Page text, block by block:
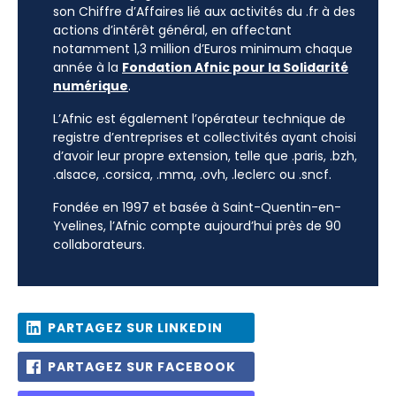
son Chiffre d’Affaires lié aux activités du .fr à des
actions d’intérêt général, en affectant
notamment 1,3 million d’Euros minimum chaque
année à la Fondation Afnic pour la Solidarité
numérique.
L’Afnic est également l’opérateur technique de
registre d’entreprises et collectivités ayant choisi
d’avoir leur propre extension, telle que .paris, .bzh,
.alsace, .corsica, .mma, .ovh, .leclerc ou .sncf.
Fondée en 1997 et basée à Saint-Quentin-en-
Yvelines, l’Afnic compte aujourd’hui près de 90
collaborateurs.
PARTAGEZ SUR LINKEDIN
PARTAGEZ SUR FACEBOOK